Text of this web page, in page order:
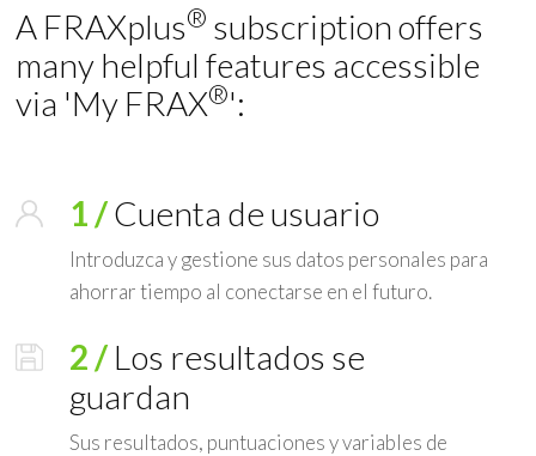
A FRAXplus® subscription offers
many helpful features accessible
via 'My FRAX®':
1 /Cuenta de usuario
Introduzca y gestione sus datos personales para
ahorrar tiempo al conectarse en el futuro.
2 / Los resultados se
guardan
Sus resultados, puntuaciones y variables de